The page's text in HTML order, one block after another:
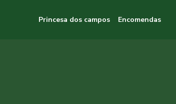
Princesa dos campos Encomendas